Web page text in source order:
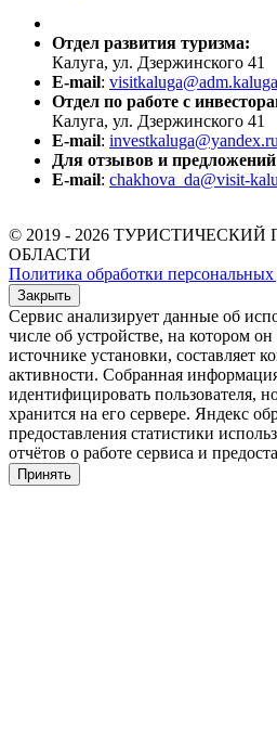
Отдел развития туризма:
Калуга, ул. Дзержинского 41
E-mail:
Отдел по работе с
Калуга, ул. Дзержинского 41
E-mail: investkaluga@yandex.ru
Для отзывов и
E-mail: chakhova_da@visit-
© 2019 - 2026
ОБЛАСТИ
Политика обработки
Закрыть
Сервис анализирует данные об
числе об устройстве, на котором
источнике установки, составляет
активности. Собранная
идентифицировать пользователя,
хранится на его сервере. Яндекс
предоставления статистики
отчётов о работе сервиса и
Принять